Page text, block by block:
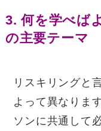
3.何を学べば
の主要テーマ
リスキリングと
よって異なりま
ソンに共通して